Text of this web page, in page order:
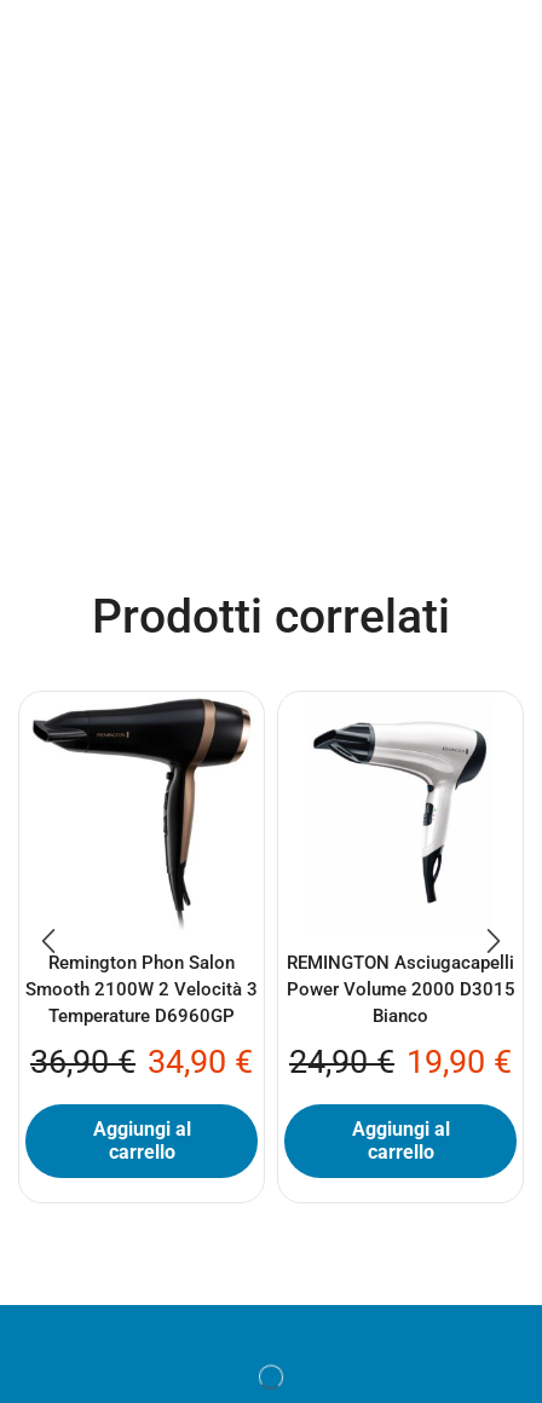
Prodotti correlati
Remington Phon Salon
Smooth 2100W 2 Velocità 3
Temperature D6960GP
36,90€ 34,90 €
Aggiungi al
carrello
REMINGTON Asciugacapelli
Power Volume 2000 D3015
Bianco
24,90€ 19,90 €
Aggiungi al
carrello